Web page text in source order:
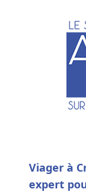
Viager à
expert